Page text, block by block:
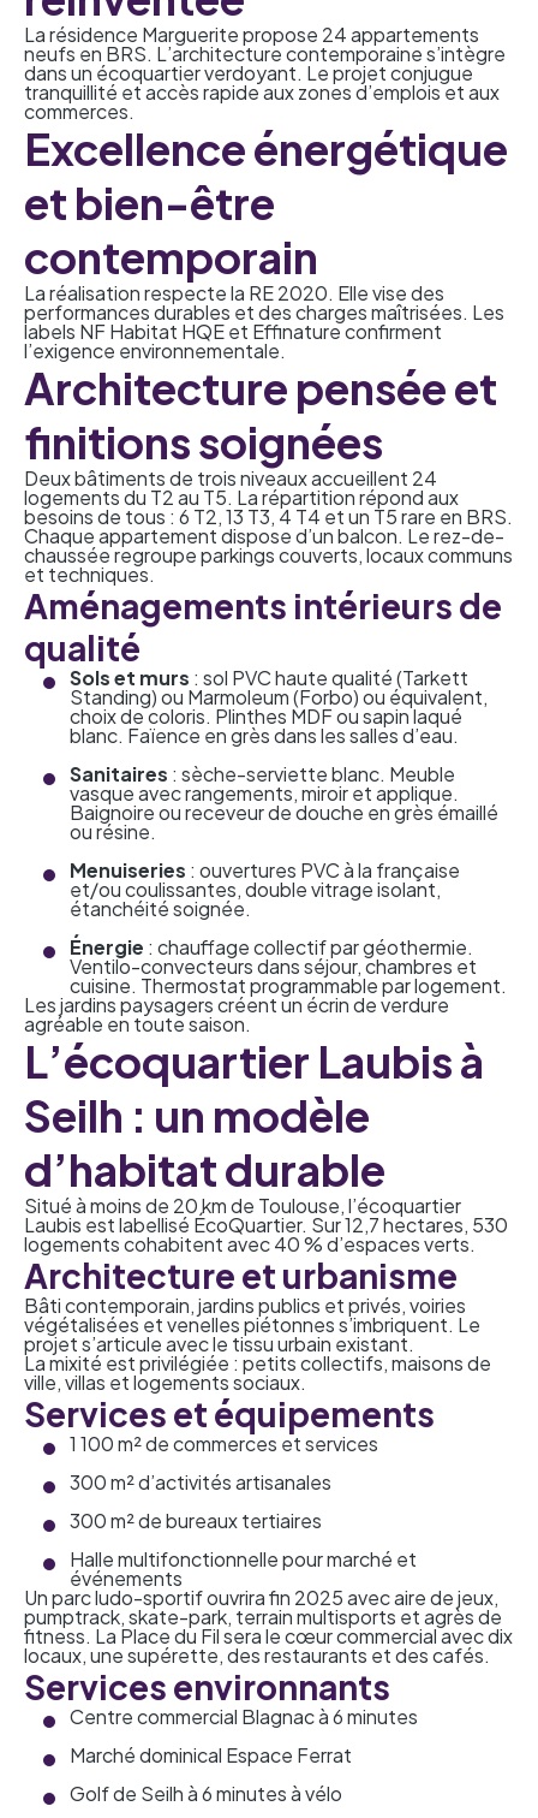
La résidence Marguerite propose 24 appartements
neufs en BRS. L’architecture contemporaine s’intègre
dans un écoquartier verdoyant. Le projet conjugue
tranquillité et accès rapide aux zones d’emplois et aux
commerces.
Excellence énergétique
et bien-être
contemporain
La réalisation respecte la RE 2020. Elle vise des
performances durables et des charges maîtrisées. Les
labels NF Habitat HQE et Effinature confirment
l’exigence environnementale.
Architecture pensée et
finitions soignées
Deux bâtiments de trois niveaux accueillent 24
logements du T2 au T5. La répartition répond aux
besoins de tous : 6 T2, 13 T3, 4 T4 et un T5 rare en BRS.
Chaque appartement dispose d’un balcon. Le rez-de-
chaussée regroupe parkings couverts, locaux communs
et techniques.
Aménagements intérieurs de
qualité
Sols et murs : sol PVC haute qualité (Tarkett
Standing) ou Marmoleum (Forbo) ou équivalent,
choix de coloris. Plinthes MDF ou sapin laqué
blanc. Faïence en grès dans les salles d’eau.
Sanitaires : sèche-serviette blanc. Meuble
vasque avec rangements, miroir et applique.
Baignoire ou receveur de douche en grès émaillé
ou résine.
Menuiseries : ouvertures PVC à la française
et/ou coulissantes, double vitrage isolant,
étanchéité soignée.
Énergie : chauffage collectif par géothermie.
Ventilo-convecteurs dans séjour, chambres et
cuisine. Thermostat programmable par logement.
Les jardins paysagers créent un écrin de verdure
agréable en toute saison.
L’écoquartier Laubis à
Seilh : un modèle
d’habitat durable
Situé à moins de 20 km de Toulouse, l’écoquartier
Laubis est labellisé ÉcoQuartier. Sur 12,7 hectares, 530
logements cohabitent avec 40 % d’espaces verts.
Architecture et urbanisme
Bâti contemporain, jardins publics et privés, voiries
végétalisées et venelles piétonnes s’imbriquent. Le
projet s’articule avec le tissu urbain existant.
La mixité est privilégiée : petits collectifs, maisons de
ville, villas et logements sociaux.
Services et équipements
1 100 m² de commerces et services
300 m² d’activités artisanales
300 m² de bureaux tertiaires
Halle multifonctionnelle pour marché et
événements
Un parc ludo-sportif ouvrira fin 2025 avec aire de jeux,
pumptrack, skate-park, terrain multisports et agrès de
fitness. La Place du Fil sera le cœur commercial avec dix
locaux, une supérette, des restaurants et des cafés.
Services environnants
Centre commercial Blagnac à 6 minutes
Marché dominical Espace Ferrat
Golf de Seilh à 6 minutes à vélo